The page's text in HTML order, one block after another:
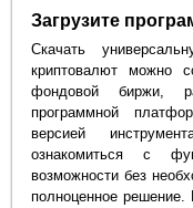
Загрузите
Скачать
криптовалют можно
фондовой биржи,
программной
версией
ознакомиться с
возможности без
полноценное решение.